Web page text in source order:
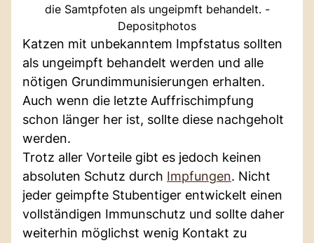
die Samtpfoten als ungeipmft behandelt. -
Depositphotos
Katzen mit unbekanntem Impfstatus sollten
als ungeimpft behandelt werden und alle
nötigen Grundimmunisierungen erhalten.
Auch wenn die letzte Auffrischimpfung
schon länger her ist, sollte diese nachgeholt
werden.
Trotz aller Vorteile gibt es jedoch keinen
absoluten Schutz durch Impfungen. Nicht
jeder geimpfte Stubentiger entwickelt einen
vollständigen Immunschutz und sollte daher
weiterhin möglichst wenig Kontakt zu